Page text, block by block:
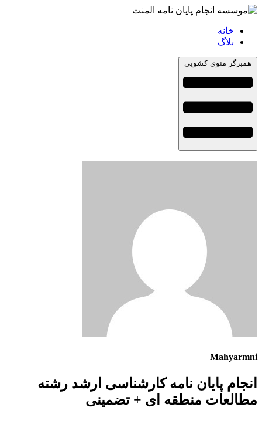
خانه
بلاگ
همبرگر منوی کشویی
Mahyarmni
انجام پایان نامه کارشناسی ارشد رشته
مطالعات منطقه ای + تضمینی